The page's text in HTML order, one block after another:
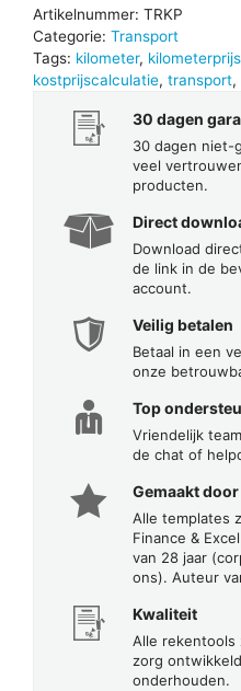
Artikelnummer: TRKP
Categorie: Transport
Tags: kilometer, kilometerprijs
kostprijscalculatie, transport,
30 dagen
30 dagen niet-
veel
producten.
Direct
Download
de link in de
account.
Veilig betalen
Betaal in een
onze
Top
Vriendelijk
de chat of
Gemaakt
Alle templates
Finance &
van 28 jaar
ons). Auteur
Kwaliteit
Alle rekentools
zorg
onderhouden.